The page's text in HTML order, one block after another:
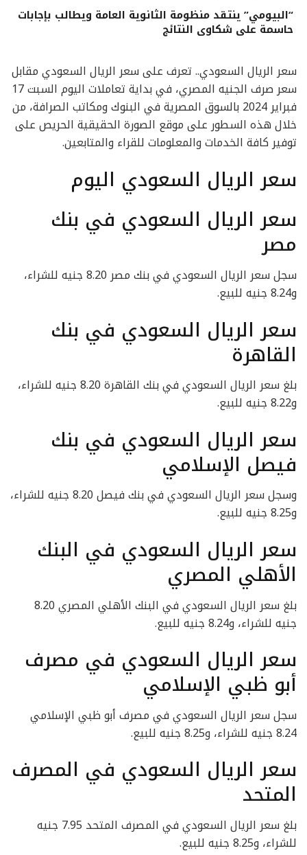
“البيومي” ينتقد منظومة الثانوية العامة ويطالب بإجابات
حاسمة على شكاوى النتائج
سعر الريال السعودي.. تعرف على سعر الريال السعودي مقابل
سعر صرف الجنيه المصري، في بداية تعاملات اليوم السبت 17
فبراير 2024 بالسوق المصرية في البنوك ومكاتب الصرافة، من
خلال هذه السطور على موقع الصورة الحقيقية الحريص على
توفير كافة الخدمات والمعلومات للقراء والمتابعين.
سعر الريال السعودي اليوم
سعر الريال السعودي في بنك
مصر
سجل سعر الريال السعودي في بنك مصر 8.20 جنيه للشراء،
و8.24 جنيه للبيع.
سعر الريال السعودي في بنك
القاهرة
بلغ سعر الريال السعودي في بنك القاهرة 8.20 جنيه للشراء،
و8.22 جنيه للبيع.
سعر الريال السعودي في بنك
فيصل الإسلامي
وسجل سعر الريال السعودي في بنك فيصل 8.20 جنيه للشراء،
و8.25 جنيه للبيع.
سعر الريال السعودي في البنك
الأهلي المصري
بلغ سعر الريال السعودي في البنك الأهلي المصري 8.20
جنيه للشراء، و8.24 جنيه للبيع.
سعر الريال السعودي في مصرف
أبو ظبي الإسلامي
سجل سعر الريال السعودي في مصرف أبو ظبي الإسلامي
8.24 جنيه للشراء، و8.25 جنيه للبيع.
سعر الريال السعودي في المصرف
المتحد
بلغ سعر الريال السعودي في المصرف المتحد 7.95 جنيه
للشراء، و8.25 جنيه للبيع.